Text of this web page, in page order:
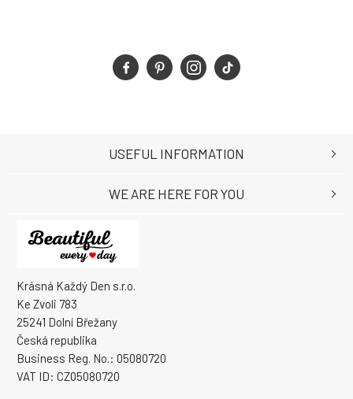
Krásná Každý Den s.r.o.
Ke Zvoli 783
25241 Dolní Břežany
Česká republika
Business Reg. No.: 05080720
VAT ID: CZ05080720
USEFUL INFORMATION
WE ARE HERE FOR YOU